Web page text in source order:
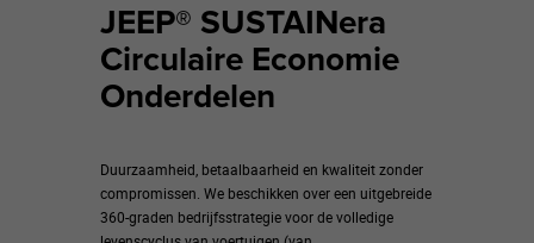
JEEP® SUSTAINera
Circulaire Economie
Onderdelen
Duurzaamheid, betaalbaarheid en kwaliteit zonder
compromissen. We beschikken over een uitgebreide
360-graden bedrijfsstrategie voor de volledige